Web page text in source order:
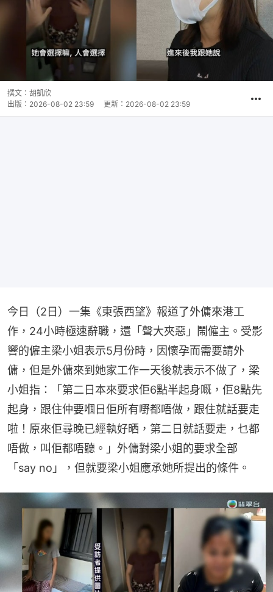
撰文： 胡凱欣
出版： 2026-08-02 23:59 更新： 2026-08-02 23:59
今日（2日）一集《東張西望》報道了外傭來港工
作，24小時極速辭職，還「聲大夾惡」鬧僱主。受影
響的僱主梁小姐表示5月份時，因懷孕而需要請外
傭，但是外傭來到她家工作一天後就表示不做了，梁
小姐指：「第二日本來要求佢6點半起身嘅，佢8點先
起身，跟住仲要嗰日佢所有嘢都唔做，跟住就話要走
啦！原來佢尋晚已經執好晒，第二日就話要走，乜都
唔做，叫佢都唔聽。」外傭對梁小姐的要求全部
「say no」，但就要梁小姐應承她所提出的條件。